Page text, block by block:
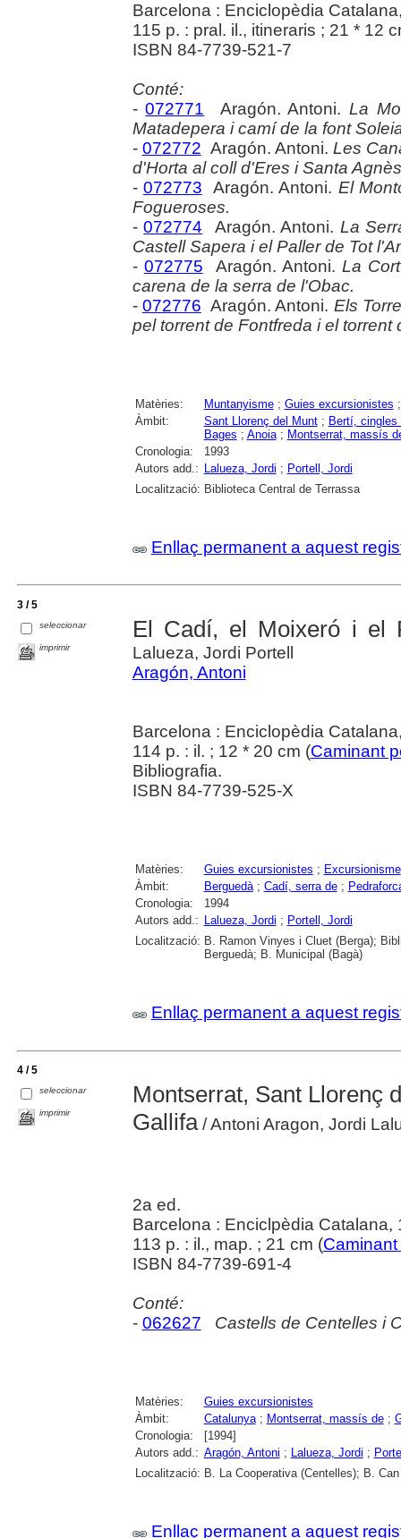
Barcelona : Enciclopèdia
115 p. : pral. il., itineraris ; 21 * 12
ISBN 84-7739-521-7
Conté:
-072771 Aragón. Antoni.La
Matadepera i camí de la font
- 072772 Aragón. Antoni.Les
d'Horta al coll d'Eres i Santa
- 072773 Aragón. Antoni. El
Fogueroses.
-072774 Aragón. Antoni. La
Castell Sapera i el Paller de Tot
- 072775 Aragón. Antoni.La
carena de la serra de l'Obac.
- 072776 Aragón. Antoni. Els
pel torrent de Fontfreda i el torrent
Matèries: Muntanyisme; Guies excursionistes
Àmbit:
Sant Llorenç del Munt; Bertí, cingles
Bages ; Anoia; Montserrat, massís
Cronologia:
1993
Autors add.: Lalueza, Jordi ; Portell, Jordi
Localització: Biblioteca Central de Terrassa
Enllaç permanent a aquest
3 / 5
seleccionar
imprimir
El Cadí, el Moixeró i el
Lalueza, Jordi Portell
Aragón, Antoni
Barcelona : Enciclopèdia
114 p. : il. ; 12 * 20 cm (Caminant
Bibliografia.
ISBN 84-7739-525-X
Matèries: Guies excursionistes ; Excursionisme
Àmbit:
Berguedà; Cadí, serra de;
Cronologia:
1994
Autors add.: Lalueza, Jordi ; Portell, Jordi
Localització: B. Ramon Vinyes i Cluet (Berga);
Berguedà; B. Municipal (Bagà)
Enllaç permanent a aquest
4 / 5
seleccionar
imprimir
Montserrat, Sant Llorenç
Gallifa/ Antoni Aragon, Jordi
2a ed.
Barcelona : Enciclpèdia Catalana,
113 p. : il., map. ; 21 cm (
ISBN 84-7739-691-4
Conté:
- 062627 Castells de Centelles i
Matèries:
Guies excursionistes
Àmbit:
Catalunya; Montserrat, massís de;
Cronologia:
[1994]
Autors add.: Aragón, Antoni ; Lalueza, Jordi ;
Localització: B. La Cooperativa (Centelles); B.
Enllaç permanent a aquest